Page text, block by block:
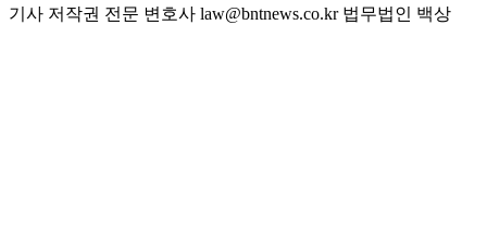
기사 저작권 전문 변호사 law@bntnews.co.kr 법무법인 백상